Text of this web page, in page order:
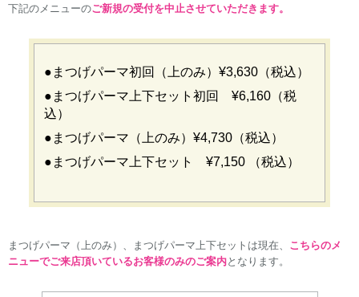
下記のメニューのご新規の受付を中止させていただきます。
●まつげパーマ初回（上のみ）¥3,630（税込）
●まつげパーマ上下セット初回 ¥6,160（税
込）
●まつげパーマ（上のみ）¥4,730（税込）
●まつげパーマ上下セット ¥7,150 （税込）
まつげパーマ（上のみ）、まつげパーマ上下セットは現在、 こちらのメ
ニューでご来店頂いているお客様のみのご案内となります。